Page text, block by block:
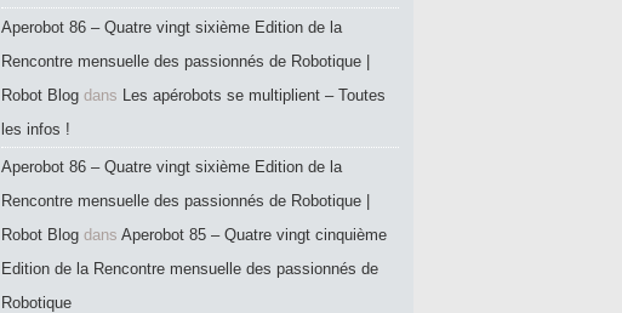
Aperobot 86 – Quatre vingt sixième Edition de la
Rencontre mensuelle des passionnés de Robotique |
Robot Blog dans Les apérobots se multiplient – Toutes
les infos !
Aperobot 86 – Quatre vingt sixième Edition de la
Rencontre mensuelle des passionnés de Robotique |
Robot Blog dans Aperobot 85 – Quatre vingt cinquième
Edition de la Rencontre mensuelle des passionnés de
Robotique